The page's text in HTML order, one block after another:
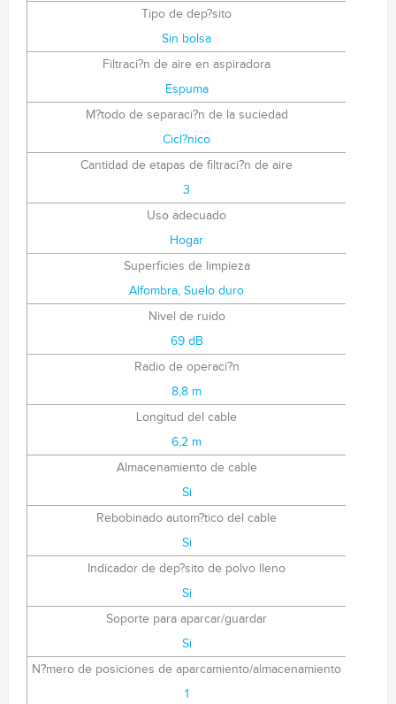
Tipo de dep?sito
Sin bolsa
Filtraci?n de aire en aspiradora
Espuma
M?todo de separaci?n de la suciedad
Cicl?nico
Cantidad de etapas de filtraci?n de aire
3
Uso adecuado
Hogar
Superficies de limpieza
Alfombra, Suelo duro
Nivel de ruido
69 dB
Radio de operaci?n
8,8 m
Longitud del cable
6,2 m
Almacenamiento de cable
Si
Rebobinado autom?tico del cable
Si
Indicador de dep?sito de polvo lleno
Si
Soporte para aparcar/guardar
Si
N?mero de posiciones de aparcamiento/almacenamiento
1